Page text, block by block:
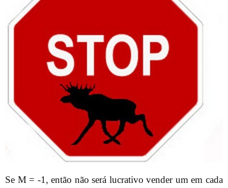
Se M = -1, então não será lucrativo vender um em cada